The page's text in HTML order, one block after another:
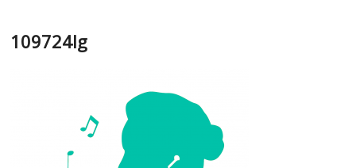
109724lg